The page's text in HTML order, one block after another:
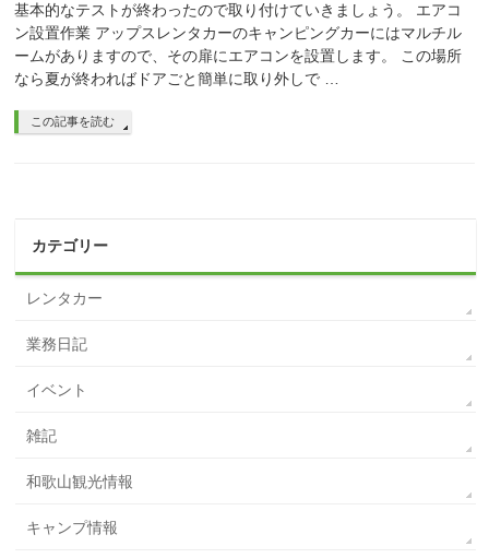
基本的なテストが終わったので取り付けていきましょう。 エアコ
ン設置作業 アップスレンタカーのキャンピングカーにはマルチル
ームがありますので、その扉にエアコンを設置します。 この場所
なら夏が終わればドアごと簡単に取り外しで …
この記事を読む
カテゴリー
レンタカー
業務日記
イベント
雑記
和歌山観光情報
キャンプ情報